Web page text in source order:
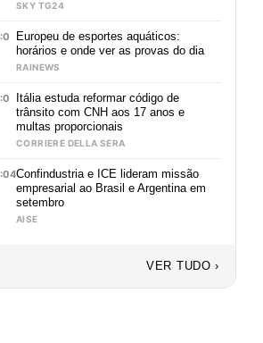
SKY TG24
Europeu de esportes aquáticos:
horários e onde ver as provas do dia
RAINEWS
Itália estuda reformar código de
trânsito com CNH aos 17 anos e
multas proporcionais
CORRIERE DELLA SERA
Confindustria e ICE lideram missão
empresarial ao Brasil e Argentina em
setembro
AISE
VER TUDO ›